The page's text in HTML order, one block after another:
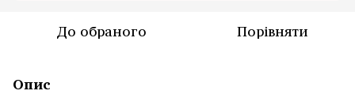
До обраного Порівняти
Опис